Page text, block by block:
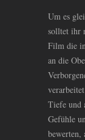
Um es
solltet ihr
Film die
an die
Tiefe und
Gefühle
bewerten,